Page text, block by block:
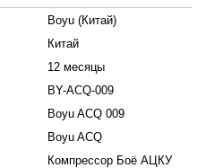
Boyu (Китай)
Китай
12 месяцы
BY-ACQ-009
Boyu ACQ 009
Boyu ACQ
Компрессор Боё АЦКУ